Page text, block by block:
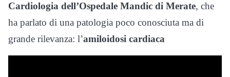
Cardiologia dell’Ospedale Mandic di Merate, che
ha parlato di una patologia poco conosciuta ma di
grande rilevanza: l’amiloidosi cardiaca